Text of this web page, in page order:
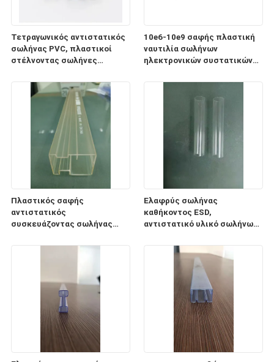
Τετραγωνικός αντιστατικός
σωλήνας PVC, πλαστικοί
στέλνοντας σωλήνες
10e6-10e9 σαφής πλαστική
ναυτιλία σωλήνων
ηλεκτρονικών συστατικών
Πλαστικός σαφής
αντιστατικός
συσκευάζοντας σωλήνας
Ελαφρύς σωλήνας
καθήκοντος ESD,
αντιστατικό υλικό σωλήνων
ολοκληρωμένου κυκλώματος